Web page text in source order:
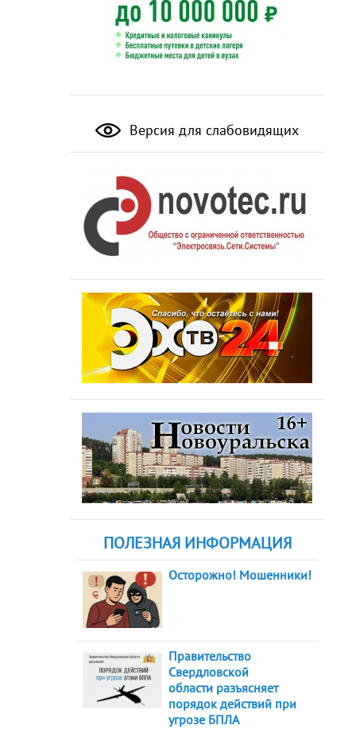
Версия для слабовидящих
ПОЛЕЗНАЯ ИНФОРМАЦИЯ
Осторожно! Мошенники!
Правительство
Свердловской
области разъясняет
порядок действий при
угрозе БПЛА